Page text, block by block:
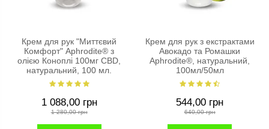
Крем для рук "Миттєвий
Комфорт" Aphrodite® з
олією Коноплі 100мг CBD,
натуральний, 100 мл.
1 088,00 грн
1 280,00 грн
Крем для рук з екстрактами
Авокадо та Ромашки
Aphrodite®, натуральний,
100мл/50мл
544,00 грн
640,00 грн